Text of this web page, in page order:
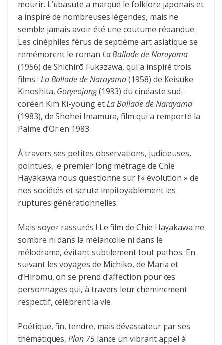
mourir. L’ubasute a marqué le folklore japonais et
a inspiré de nombreuses légendes, mais ne
semble jamais avoir été une coutume répandue.
Les cinéphiles férus de septième art asiatique se
remémorent le roman La Ballade de Narayama
(1956) de Shichirō Fukazawa, qui a inspiré trois
films : La Ballade de Narayama(1958) de Keisuke
Kinoshita, Goryeojang(1983) du cinéaste sud-
coréen Kim Ki-young etLa Ballade de Narayama
(1983), de Shohei Imamura, film qui a remporté la
Palme d’Or en 1983.
À travers ses petites observations, judicieuses,
pointues, le premier long métrage de Chie
Hayakawa nous questionne sur l’« évolution » de
nos sociétés et scrute impitoyablement les
ruptures générationnelles.
Mais soyez rassurés ! Le film de Chie Hayakawa ne
sombre ni dans la mélancolie ni dans le
mélodrame, évitant subtilement tout pathos. En
suivant les voyages de Michiko, de Maria et
d’Hiromu, on se prend d’affection pour ces
personnages qui, à travers leur cheminement
respectif, célèbrent la vie.
Poétique, fin, tendre, mais dévastateur par ses
thématiques, Plan 75 lance un vibrant appel à